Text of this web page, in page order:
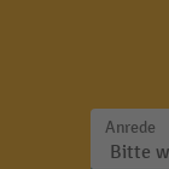
Anrede